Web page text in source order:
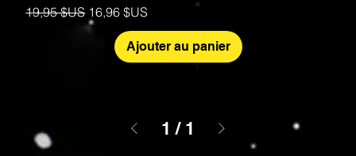
Prix original
19,95 $US Prix promotionnel
16,96 $US
Ajouter au panier
1 / 1